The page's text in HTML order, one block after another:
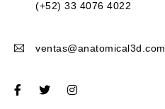
(+52) 33 4076 4022
ventas@anatomical3d.com